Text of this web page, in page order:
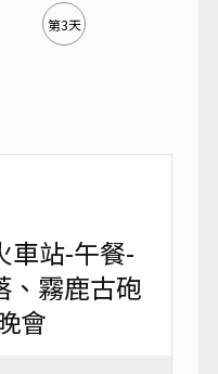
第3天
車站-午餐-
、霧鹿古砲
會